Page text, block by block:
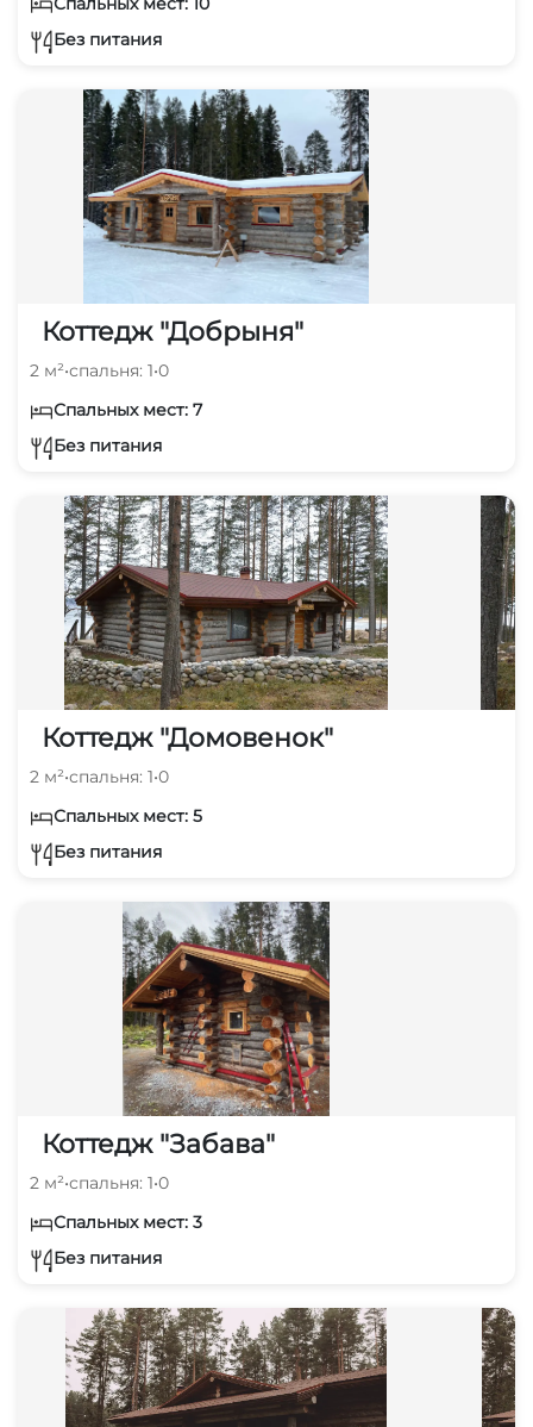
Без питания
Коттедж "Добрыня"
2 м²•спальня: 1•0
Спальных мест: 7
Без питания
Коттедж "Домовенок"
2 м²•спальня: 1•0
Спальных мест: 5
Без питания
Коттедж "Забава"
2 м²•спальня: 1•0
Спальных мест: 3
Без питания